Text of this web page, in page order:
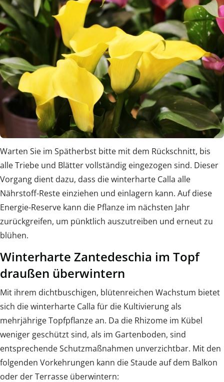
Warten Sie im Spätherbst bitte mit dem Rückschnitt, bis
alle Triebe und Blätter vollständig eingezogen sind. Dieser
Vorgang dient dazu, dass die winterharte Calla alle
Nährstoff-Reste einziehen und einlagern kann. Auf diese
Energie-Reserve kann die Pflanze im nächsten Jahr
zurückgreifen, um pünktlich auszutreiben und erneut zu
blühen.
Winterharte Zantedeschia im Topf
draußen überwintern
Mit ihrem dichtbuschigen, blütenreichen Wachstum bietet
sich die winterharte Calla für die Kultivierung als
mehrjährige Topfpflanze an. Da die Rhizome im Kübel
weniger geschützt sind, als im Gartenboden, sind
entsprechende Schutzmaßnahmen unverzichtbar. Mit den
folgenden Vorkehrungen kann die Staude auf dem Balkon
oder der Terrasse überwintern: